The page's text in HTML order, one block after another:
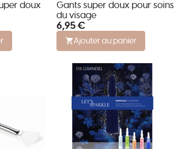
doux
Gants super doux pour soins
du visage
6,95 €
Ajouter au panier